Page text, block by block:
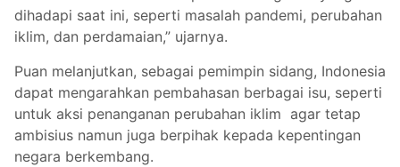
dihadapi saat ini, seperti masalah pandemi, perubahan
iklim, dan perdamaian,” ujarnya.
Puan melanjutkan, sebagai pemimpin sidang, Indonesia
dapat mengarahkan pembahasan berbagai isu, seperti
untuk aksi penanganan perubahan iklim agar tetap
ambisius namun juga berpihak kepada kepentingan
negara berkembang.